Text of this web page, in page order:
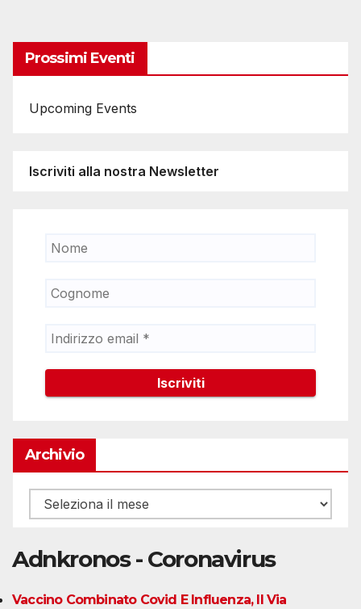
Prossimi Eventi
Upcoming Events
Iscriviti alla nostra Newsletter
Archivio
Archivio
Adnkronos - Coronavirus
Vaccino Combinato Covid E Influenza, Il Via